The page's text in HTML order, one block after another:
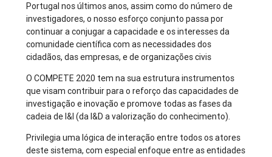
Portugal nos últimos anos, assim como do número de
investigadores, o nosso esforço conjunto passa por
continuar a conjugar a capacidade e os interesses da
comunidade científica com as necessidades dos
cidadãos, das empresas, e de organizações civis
O COMPETE 2020 tem na sua estrutura instrumentos
que visam contribuir para o reforço das capacidades de
investigação e inovação e promove todas as fases da
cadeia de I&I (da I&D a valorização do conhecimento).
Privilegia uma lógica de interação entre todos os atores
deste sistema, com especial enfoque entre as entidades